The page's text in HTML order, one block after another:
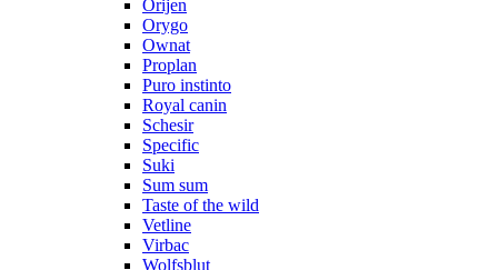
Orijen
Orygo
Ownat
Proplan
Puro instinto
Royal canin
Schesir
Specific
Suki
Sum sum
Taste of the wild
Vetline
Virbac
Wolfsblut